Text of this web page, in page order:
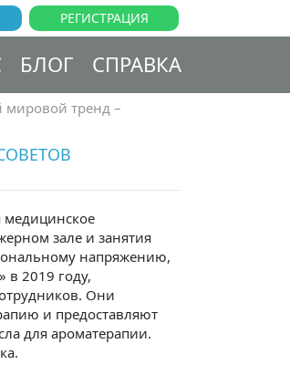
РЕГИСТРАЦИЯ
БЛОГ СПРАВКА
тренд –
медицинское
зале и занятия
напряжению,
в 2019 году,
Они
и предоставляют
для ароматерапии.